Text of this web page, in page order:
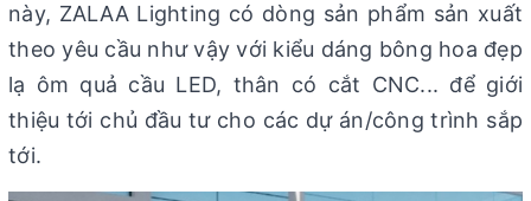
này, ZALAA Lighting có dòng sản phẩm sản xuất
theo yêu cầu như vậy với kiểu dáng bông hoa đẹp
lạ ôm quả cầu LED, thân có cắt CNC... để giới
thiệu tới chủ đầu tư cho các dự án/công trình sắp
tới.